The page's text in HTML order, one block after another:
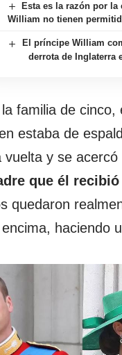
Esta es la razón por
William no tienen
El príncipe William
derrota de Inglaterra
familia de
estaba de
vuelta y se
que él
quedaron
haciendo